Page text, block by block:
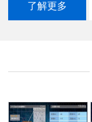
了解更多